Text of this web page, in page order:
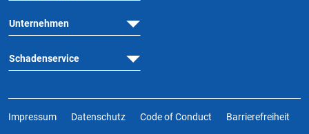
Unternehmen
Schadenservice
Impressum Datenschutz Code of Conduct Barrierefreiheit